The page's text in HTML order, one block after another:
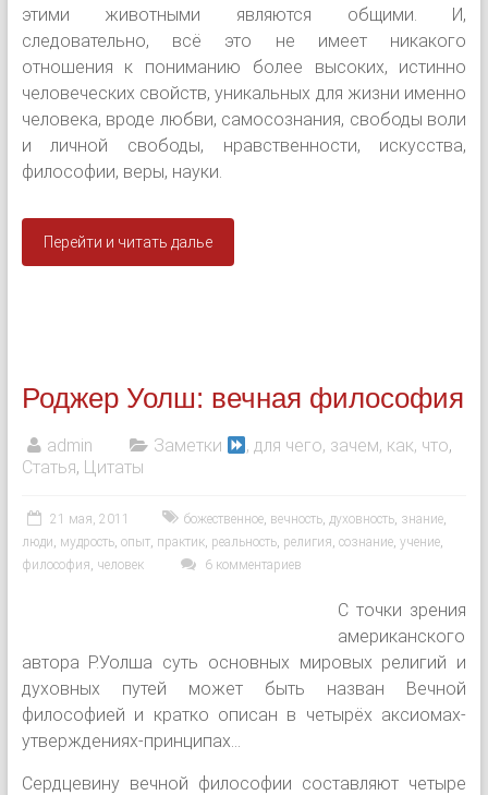
этими животными являются общими. И,
следовательно, всё это не имеет никакого
отношения к пониманию более высоких, истинно
человеческих свойств, уникальных для жизни именно
человека, вроде любви, самосознания, свободы воли
и личной свободы, нравственности, искусства,
философии, веры, науки.
Перейти и читать далье
Роджер Уолш: вечная философия
admin Заметки , для чего, зачем, как, что,
Статья, Цитаты
21 мая, 2011 божественное, вечность, духовность, знание,
люди, мудрость, опыт, практик, реальность, религия, сознание, учение,
философия, человек 6 комментариев
С точки зрения
американского
автора Р.Уолша суть основных мировых религий и
духовных путей может быть назван Вечной
философией и кратко описан в четырёх аксиомах-
утверждениях-принципах...
Сердцевину вечной философии составляют четыре